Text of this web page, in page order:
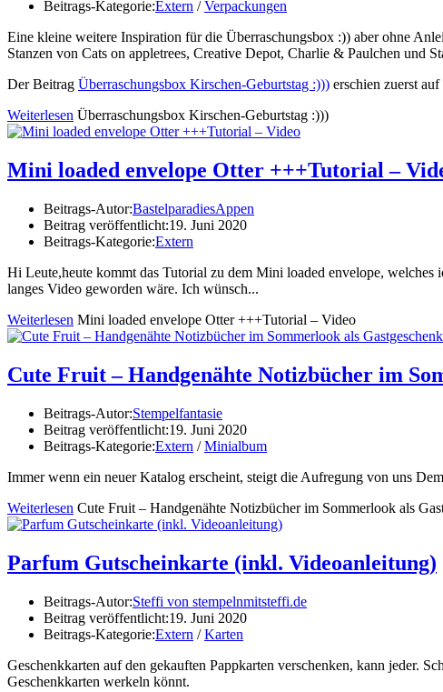
Beitrags-Kategorie:Extern / Verpackungen
Eine kleine weitere Inspiration für die Überraschungsbox :)) aber ohne
Stanzen von Cats on appletrees, Creative Depot, Charlie & Paulchen
Der Beitrag Überraschungsbox Kirschen-Geburtstag :))) erschien zuerst auf
Weiterlesen Überraschungsbox Kirschen-Geburtstag :)))
Mini loaded envelope Otter +++Tutorial –
Beitrags-Autor:BastelparadiesAppen
Beitrag veröffentlicht:19. Juni 2020
Beitrags-Kategorie:Extern
Hi Leute,heute kommt das Tutorial zu dem Mini loaded envelope, welches
langes Video geworden wäre. Ich wünsch...
Weiterlesen Mini loaded envelope Otter +++Tutorial – Video
Cute Fruit – Handgenähte Notizbücher im
Beitrags-Autor:Stempelfantasie
Beitrag veröffentlicht:19. Juni 2020
Beitrags-Kategorie:Extern / Minialbum
Immer wenn ein neuer Katalog erscheint, steigt die Aufregung von uns
Weiterlesen Cute Fruit – Handgenähte Notizbücher im Sommerlook als
Parfum Gutscheinkarte (inkl. Videoanleitung)
Beitrags-Autor:Steffi von stempelnmitsteffi.de
Beitrag veröffentlicht:19. Juni 2020
Beitrags-Kategorie:Extern / Karten
Geschenkkarten auf den gekauften Pappkarten verschenken, kann jeder.
Geschenkkarten werkeln könnt.